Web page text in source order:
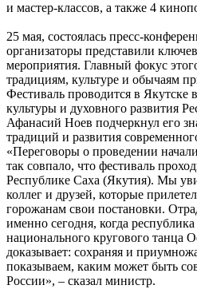
и мастер-классов, а также 4
25 мая, состоялась пресс-
организаторы представили
мероприятия. Главный фокус
традициям, культуре и обычаям
Фестиваль проводится в Якутске
культуры и духовного развития
Афанасий Ноев подчеркнул его
традиций и развития
«Переговоры о проведении
так совпало, что фестиваль
Республике Саха (Якутия). Мы
коллег и друзей, которые
горожанам свои постановки.
именно сегодня, когда
национального кругового танца
доказывает: сохраняя и
показываем, каким может быть
России», – сказал министр.